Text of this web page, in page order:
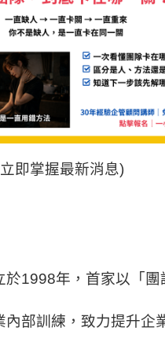
即掌握最新消息)
於1998年，首家以「團
內部訓練，致力提升企